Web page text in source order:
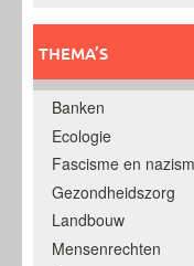
THEMA’S
Banken
Ecologie
Fascisme en
Gezondheidszorg
Landbouw
Mensenrechten